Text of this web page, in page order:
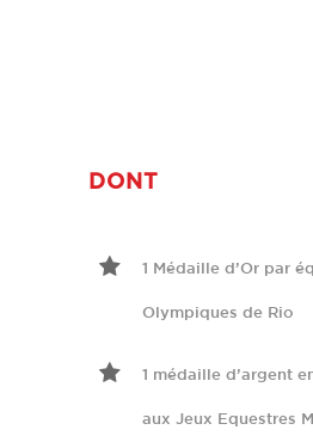
DONT
1 Médaille d’Or par
Olympiques de Rio
1 médaille d’argent
aux Jeux Equestres